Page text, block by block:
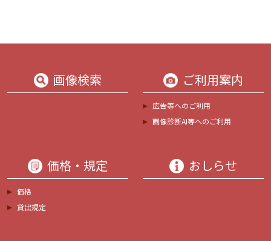
画像検索 ご利用案内
広告等へのご利用
画像診断AI等へのご利用
価格・規定
価格
貸出規定
おしらせ